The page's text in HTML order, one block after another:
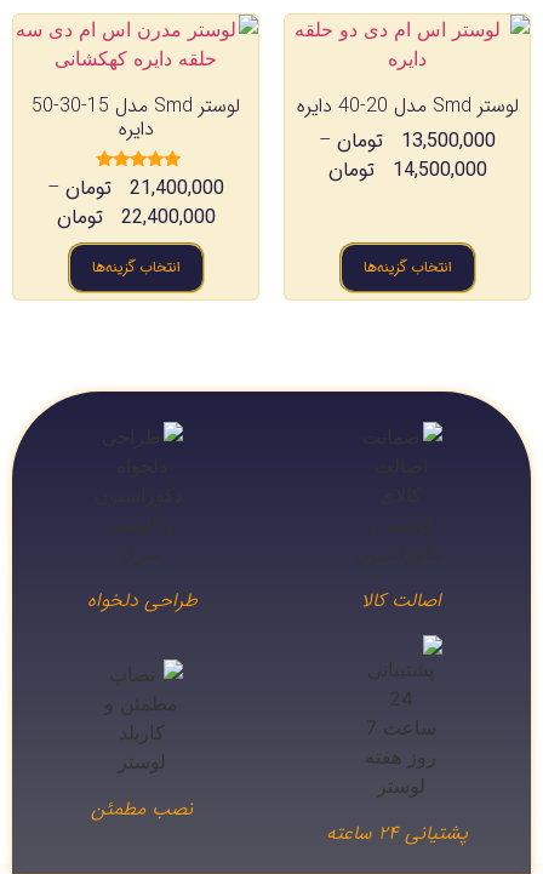
لوستر Smd مدل 20-40 دایره
13,500,000
تومان –
14,500,000
تومان
انتخاب گزینه‌ها
لوستر Smd مدل 15-30-50
دایره
امتیاز
5.00
از 5
21,400,000 تومان –
22,400,000
تومان
انتخاب گزینه‌ها
اصالت کالا طراحی دلخواه
پشتیانی ۲۴ ساعته
نصب مطمئن